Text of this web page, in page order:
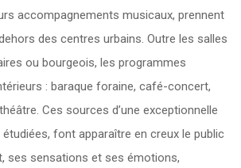
accompagnements musicaux, prennent
des centres urbains. Outre les salles
ou bourgeois, les programmes
: baraque foraine, café-concert,
Ces sources d’une exceptionnelle
étudiées, font apparaître en creux le public
ses sensations et ses émotions,